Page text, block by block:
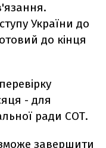
України до
до кінця
- для
ради СОТ.
завершити